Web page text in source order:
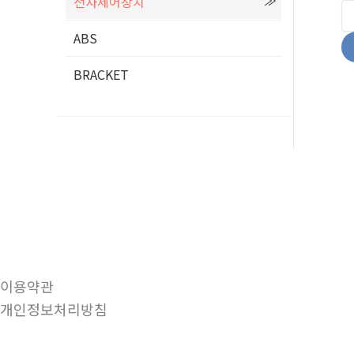
ABS
BRACKET
이용약관
개인정보처리방침